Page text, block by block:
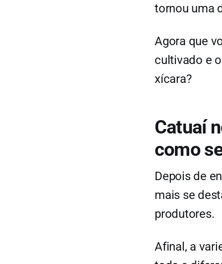
tornou uma
Agora que
cultivado e
xícara?
Catuaí
como
Depois de
mais se
produtores.
Afinal, a